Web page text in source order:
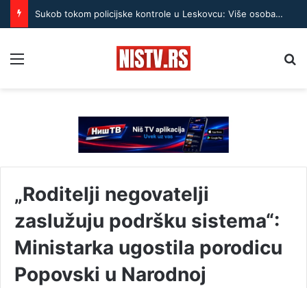
Sukob tokom policijske kontrole u Leskovcu: Više osoba privedeno
„Roditelji negovatelji
zaslužuju podršku sistema“:
Ministarka ugostila porodicu
Popovski u Narodnoj